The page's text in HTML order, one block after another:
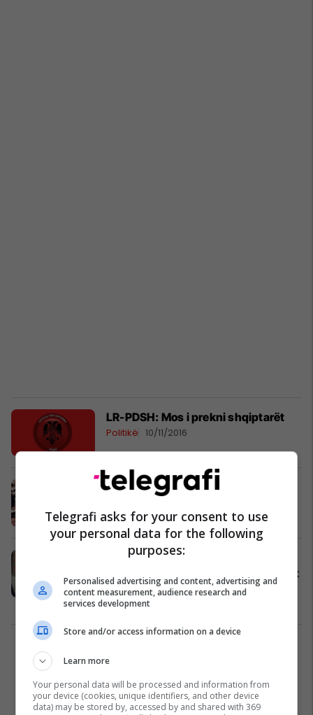
LR-PDSH: Mos i prekni shqiptarët
Politikë 10/11/2016
Zekiri dhe Zaev priten si heronj në
Politikë 04/11/2016
Ndahen diplomat për arsim të
mesëm profesional për të moshuarit
në Haraçinë
Arsim 19/10/2016
Telegrafi asks for your consent to use
your personal data for the following
purposes:
Personalised advertising and content, advertising and
content measurement, audience research and
services development
Store and/or access information on a device
Learn more
Your personal data will be processed and information from
your device (cookies, unique identifiers, and other device
data) may be stored by, accessed by and shared with 369